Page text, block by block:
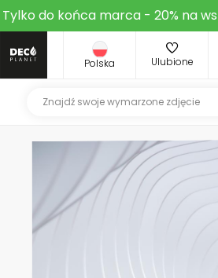
Tylko do końca marca - 20% na
Polska Ulubione